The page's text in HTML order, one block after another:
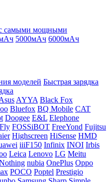
самыми мощными
5000мАч 6000мАч
моделей Быстрая зарядка
AYYA Black Fox
Bluefox BQ Mobile CAT
Doogee E&L Elephone
Fly FOSSiBOT FreeYond Fujitsu
Highscreen HiSense HMD
iiiF150 Infinix INOI Irbis
Leica Lenovo LG Meitu
nubia OnePlus Oppo
POCO Poptel Prestigio